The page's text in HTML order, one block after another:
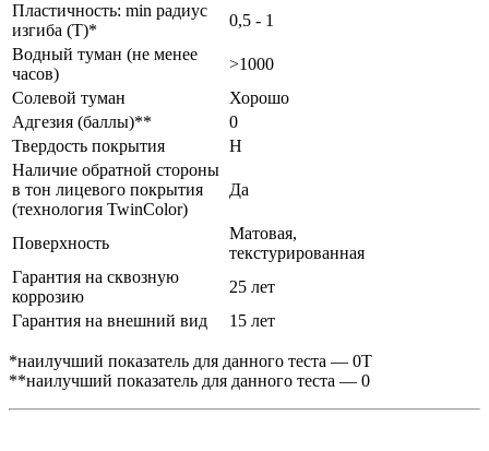
Пластичность: min радиус
изгиба (Т)*
0,5 - 1
Водный туман (не менее
часов)
>1000
Солевой туман
Хорошо
Адгезия (баллы)**
0
Твердость покрытия
H
Наличие обратной стороны
в тон лицевого покрытия
(технология TwinColor)
Да
Поверхность
Матовая,
текстурированная
Гарантия на сквозную
коррозию
25 лет
Гарантия на внешний вид
15 лет
*наилучший показатель для данного теста — 0Т
**наилучший показатель для данного теста — 0